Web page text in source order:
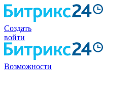
Создать
войти
Возможности